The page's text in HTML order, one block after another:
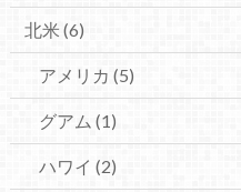
北米 (6)
アメリカ (5)
グアム (1)
ハワイ (2)